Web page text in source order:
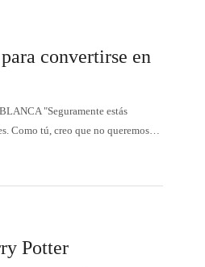
convertirse en
"Seguramente estás
Como tú, creo que no queremos…
Potter